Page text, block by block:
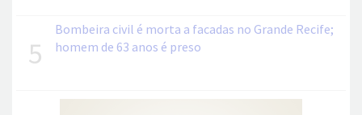
5
Bombeira civil é morta a facadas no Grande Recife;
homem de 63 anos é preso